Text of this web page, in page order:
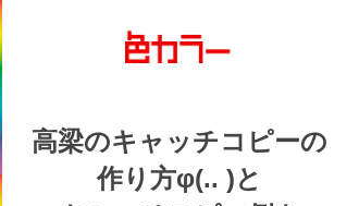
高梁のキャッチコピーの
作り方φ(.. )と